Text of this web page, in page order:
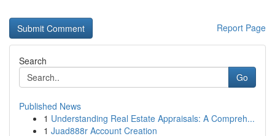
Report Page
Search
Go
Published News
1 Understanding Real Estate Appraisals: A Compreh...
1 Juad888r Account Creation